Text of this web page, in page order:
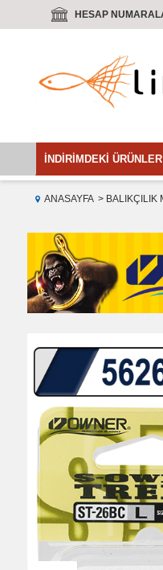
HESAP
İNDIRIMDEKI ÜRÜNLER
ANASAYFA BALIKÇILIK